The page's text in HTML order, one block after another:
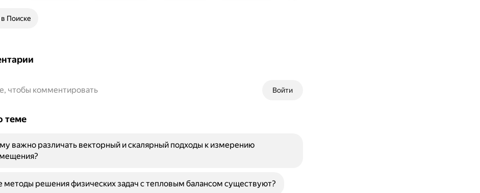
Поиске
Войти
чтобы комментировать
теме
важно различать векторный и скалярный подходы к измерению
методы решения физических задач с тепловым балансом существуют?